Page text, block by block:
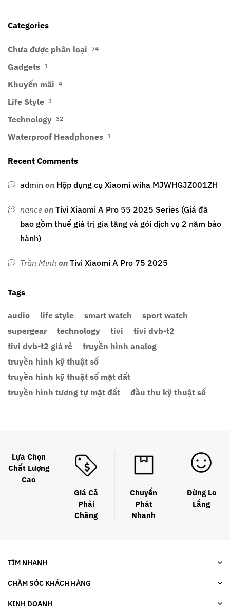
Categories
Chưa được phân loại 74
Gadgets 1
Khuyến mãi 4
Life Style 3
Technology 32
Waterproof Headphones 1
Recent Comments
admin on Hộp dụng cụ Xiaomi wiha MJWHGJZ001ZH
nance on Tivi Xiaomi A Pro 55 2025 Series (Giá đã
bao gồm thuế giá trị gia tăng và gói dịch vụ 2 năm bảo
hành)
Trần Minh on Tivi Xiaomi A Pro 75 2025
Tags
audio life style smart watch
sport watch
supergear
technology tivi
tivi dvb-t2
tivi dvb-t2 giá rẻ
truyền hình analog
truyền hình kỹ thuật số
truyền hình kỹ thuật số mặt đất
truyền hình tương tự mặt đất
đầu thu kỹ thuật số
Lựa Chọn
Chất Lượng
Cao
Giá Cả
Phải
Chăng
Chuyển
Phát
Nhanh
Đừng Lo
Lắng
TÌM NHANH
CHĂM SÓC KHÁCH HÀNG
KINH DOANH